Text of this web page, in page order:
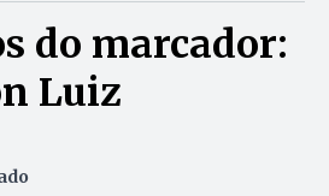
do marcador:
Luiz